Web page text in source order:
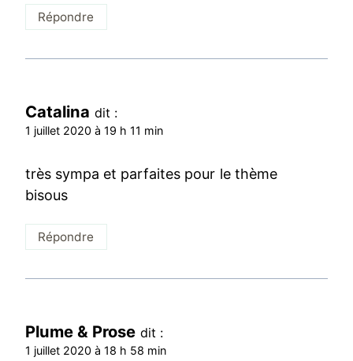
Répondre
Catalina dit :
1 juillet 2020 à 19 h 11 min
très sympa et parfaites pour le thème
bisous
Répondre
Plume & Prose dit :
1 juillet 2020 à 18 h 58 min